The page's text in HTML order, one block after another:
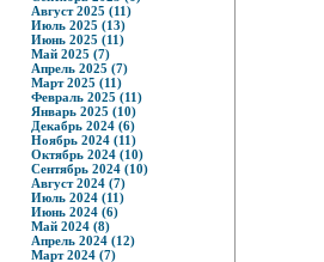
Август 2025 (11)
Июль 2025 (13)
Июнь 2025 (11)
Май 2025 (7)
Апрель 2025 (7)
Март 2025 (11)
Февраль 2025 (11)
Январь 2025 (10)
Декабрь 2024 (6)
Ноябрь 2024 (11)
Октябрь 2024 (10)
Сентябрь 2024 (10)
Август 2024 (7)
Июль 2024 (11)
Июнь 2024 (6)
Май 2024 (8)
Апрель 2024 (12)
Март 2024 (7)